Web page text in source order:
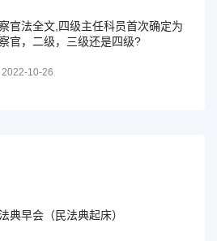
官法全文,四级主任科员首次确定为
官，二级，三级还是四级?
2022-10-26
典早会（民法典起床）